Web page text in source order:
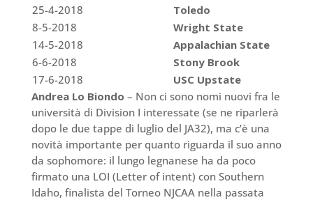
25-4-2018
Toledo
8-5-2018
Wright State
14-5-2018
Appalachian State
6-6-2018
Stony Brook
17-6-2018
USC Upstate
Andrea Lo Biondo – Non ci sono nomi nuovi fra le
università di Division I interessate (se ne riparlerà
dopo le due tappe di luglio del JA32), ma c’è una
novità importante per quanto riguarda il suo anno
da sophomore: il lungo legnanese ha da poco
firmato una LOI (Letter of intent) con Southern
Idaho, finalista del Torneo NJCAA nella passata